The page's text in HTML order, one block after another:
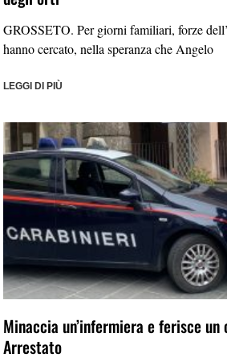
GROSSETO. Per giorni familiari, forze
hanno cercato, nella speranza che Angelo
LEGGI DI PIÙ
Minaccia un’infermiera e ferisce
Arrestato